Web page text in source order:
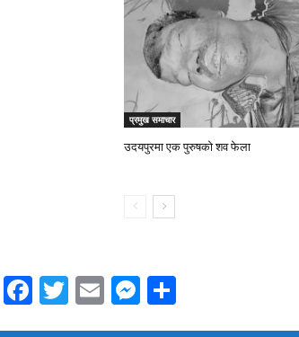
प्रमुख समाचार
उदयपुरमा एक पुरुषको शव फेला
Facebook
Twitter
EmailMessenger